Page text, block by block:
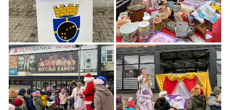
Održan Novogodišnji
humanitarni bazar za
pomoć „Pan teatru”
Održan Novogodišnji
humanitarni bazar za
pomoć „Pan teatru”